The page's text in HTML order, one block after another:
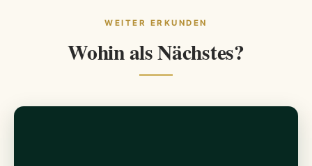
WEITER ERKUNDEN
Wohin als Nächstes?